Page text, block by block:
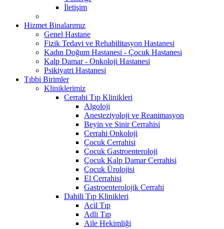
İletişim
Hizmet Binalarımız
Genel Hastane
Fizik Tedavi ve Rehabilitasyon Hastanesi
Kadın Doğum Hastanesi - Çocuk Hastanesi
Kalp Damar - Onkoloji Hastanesi
Psikiyatri Hastanesi
Tıbbi Birimler
Kliniklerimiz
Cerrahi Tıp Klinikleri
Algoloji
Anesteziyoloji ve Reanimasyon
Beyin ve Sinir Cerrahisi
Cerrahi Onkoloji
Çocuk Cerrahisi
Çocuk Gastroenteroloji
Çocuk Kalp Damar Cerrahisi
Çocuk Ürolojisi
El Cerrahisi
Gastroenterolojik Cerrahi
Dahili Tıp Klinikleri
Acil Tıp
Adli Tıp
Aile Hekimliği